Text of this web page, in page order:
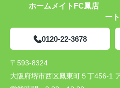
ホームメイトFC鳳店
ート
0120-22-3678
〒593-8324
大阪府堺市西区鳳東町５丁456-1